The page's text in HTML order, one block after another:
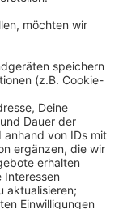
geltenden
weil die
Inzidenz
Himmel ist
eigenen
aus zwei
ist möglich
14 Jahren